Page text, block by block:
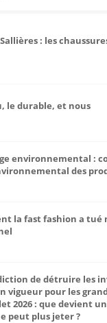
: les
le durable, et nous
environnemental :
des
la fast fashion a tué
de détruire les
vigueur pour les
2026 : que devient
peut plus jeter ?